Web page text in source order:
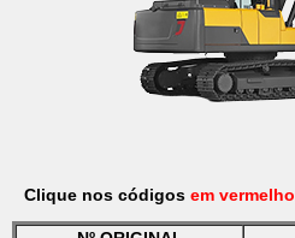
Clique nos códigos em vermelho